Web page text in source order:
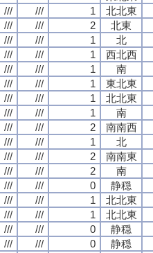
/// /// 1
北北東
/// /// 2
北東
/// /// 1
北
/// /// 1
西北西
/// /// 1
南
/// /// 1
東北東
/// /// 1
北北東
/// /// 1
南
/// /// 2
南南西
/// /// 1
北
/// /// 2
南南東
/// /// 2
南
/// /// 0
静穏
/// /// 1
北北東
/// /// 1
北北東
/// /// 0
静穏
/// /// 0
静穏